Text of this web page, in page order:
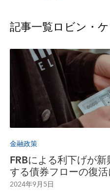
記事一覧ロビン・
金融政策
FRBによる利下げが
する債券フローの復
2024年9月5日